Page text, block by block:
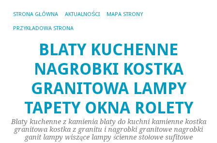
STRONA GŁÓWNA AKTUALNOŚCI MAPA STRONY
PRZYKŁADOWA STRONA
BLATY KUCHENNE
NAGROBKI KOSTKA
GRANITOWA LAMPY
TAPETY OKNA ROLETY
Blaty kuchenne z kamienia blaty do kuchni kamienne kostka
granitowa kostka z granitu i nagrobki granitowe nagrobki
ganit lampy wiszące lampy ścienne stołowe sufitowe